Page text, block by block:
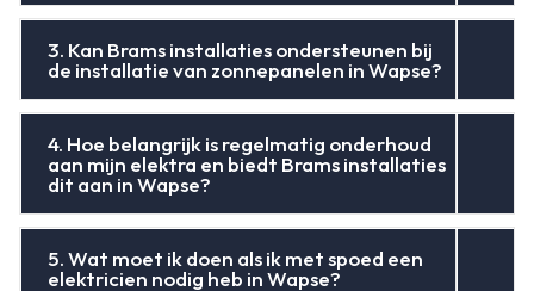
3. Kan Brams installaties ondersteunen bij
de installatie van zonnepanelen in Wapse?
4. Hoe belangrijk is regelmatig onderhoud
aan mijn elektra en biedt Brams installaties
dit aan in Wapse?
5. Wat moet ik doen als ik met spoed een
elektricien nodig heb in Wapse?